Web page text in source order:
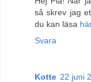
så skrev jag
du kan läsa här
Svara
Kotte 22 juni